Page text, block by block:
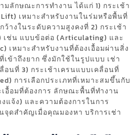
มลักษณะการทำงาน ได้แก่ 1) กระเช้า
เหมาะสำหรับงานในร่มหรือพื้นที่
ว้างในระดับความสูงคงที่ 2) กระเช้า
เช่น แบบข้อต่อ (Articulating) และ
เหมาะสำหรับงานที่ต้องเอื้อมผ่านสิ่ง
ข้าถึงยาก ซึ่งมักใช้ในรูปแบบ เช่า
อนที่ 3) กระเช้าเครนแบบเคลื่อนที่
การเลือกประเภทที่เหมาะสมขึ้นกับ
อื้อมที่ต้องการ ลักษณะพื้นที่ทำงาน
แจ้ง) และความต้องการในการ
จุดสำคัญเมื่อคุณมองหา บริการเช่า